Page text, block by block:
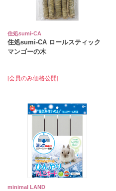
住処sumi-CA
住処sumi-CA ロールスティック
マンゴーの木
[会員のみ価格公開]
minimal LAND